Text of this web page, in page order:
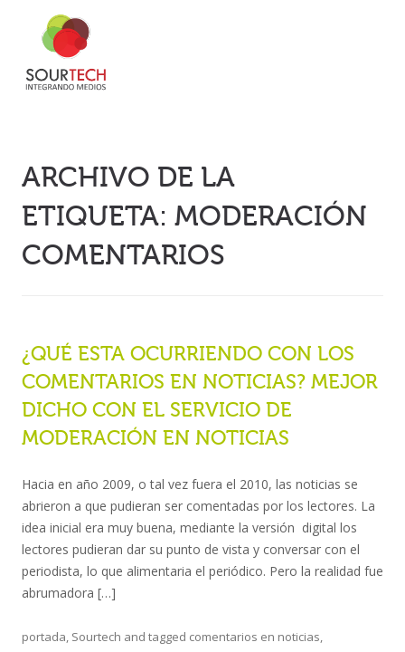
ARCHIVO DE LA
ETIQUETA: MODERACIÓN
COMENTARIOS
¿QUÉ ESTA OCURRIENDO CON LOS
COMENTARIOS EN NOTICIAS? MEJOR
DICHO CON EL SERVICIO DE
MODERACIÓN EN NOTICIAS
Hacia en año 2009, o tal vez fuera el 2010, las noticias se
abrieron a que pudieran ser comentadas por los lectores. La
idea inicial era muy buena, mediante la versión digital los
lectores pudieran dar su punto de vista y conversar con el
periodista, lo que alimentaria el periódico. Pero la realidad fue
abrumadora […]
portada, Sourtech and tagged comentarios en noticias,